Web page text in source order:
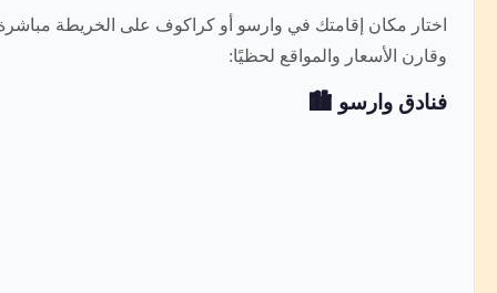
اختار مكان إقامتك في وارسو أو كراكوف على الخريطة
وقارن الأسعار والمواقع لحظيًا:
فنادق وارسو 🏙️